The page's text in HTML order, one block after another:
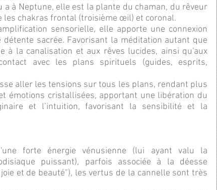
a à Neptune, elle est la plante du chaman, du rêveur
les chakras frontal (troisième œil) et coronal.
sacrée. Favorisant la méditation autant que
à la canalisation et aux rêves lucides, ainsi qu'aux
avec les plans spirituels (guides, esprits,
émotions cristallisées, apportant une libération du
et l’intuition, favorisant la sensibilité et la
puissant), parfois associée à la déesse
et de beauté"), les vertus de la cannelle sont très